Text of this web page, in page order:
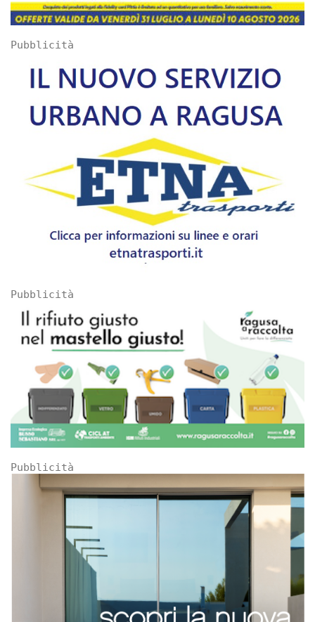
Pubblicità
Pubblicità
Pubblicità